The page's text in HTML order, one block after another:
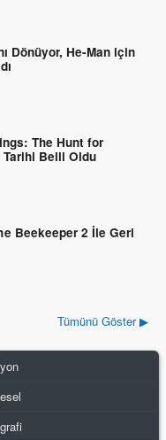
Dönüyor, He-Man için
The Hunt for
Belli Oldu
Beekeeper 2 İle Geri
Tümünü Göster ▶